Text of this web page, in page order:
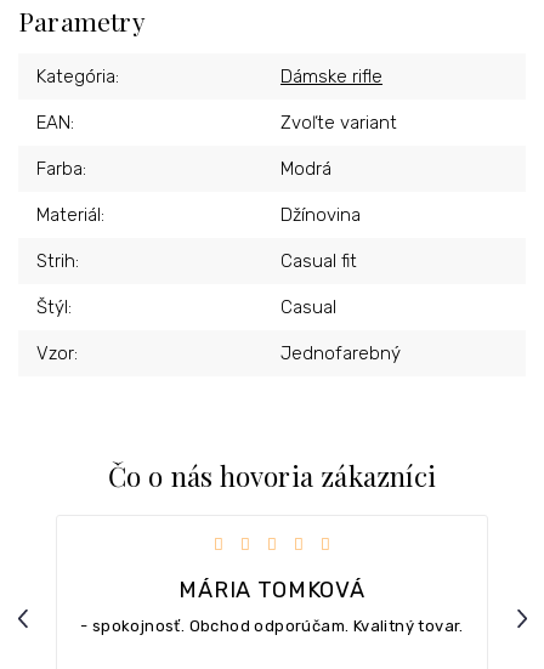
Parametry
Kategória: Dámske rifle
EAN: Zvoľte variant
Farba: Modrá
Materiál : Džínovina
Strih: Casual fit
Štýl : Casual
Vzor: Jednofarebný
Čo o nás hovoria zákazníci
Previous
MÁRIA TOMKOVÁ
Hodnotenie obchodu je 5 z 5 hviezdičiek.
- spokojnosť. Obchod odporúčam. Kvalitný tovar.